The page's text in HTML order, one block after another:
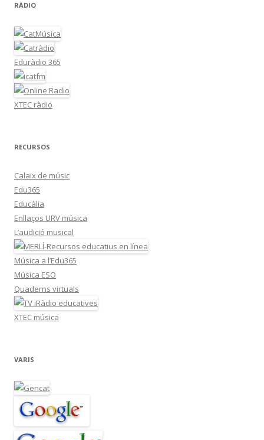
RÀDIO
Eduràdio 365
XTEC ràdio
RECURSOS
Calaix de músic
Edu365
Educàlia
Enllaços URV música
L’audició musical
Música a l’Edu365
Música ESO
Quaderns virtuals
XTEC música
VARIS